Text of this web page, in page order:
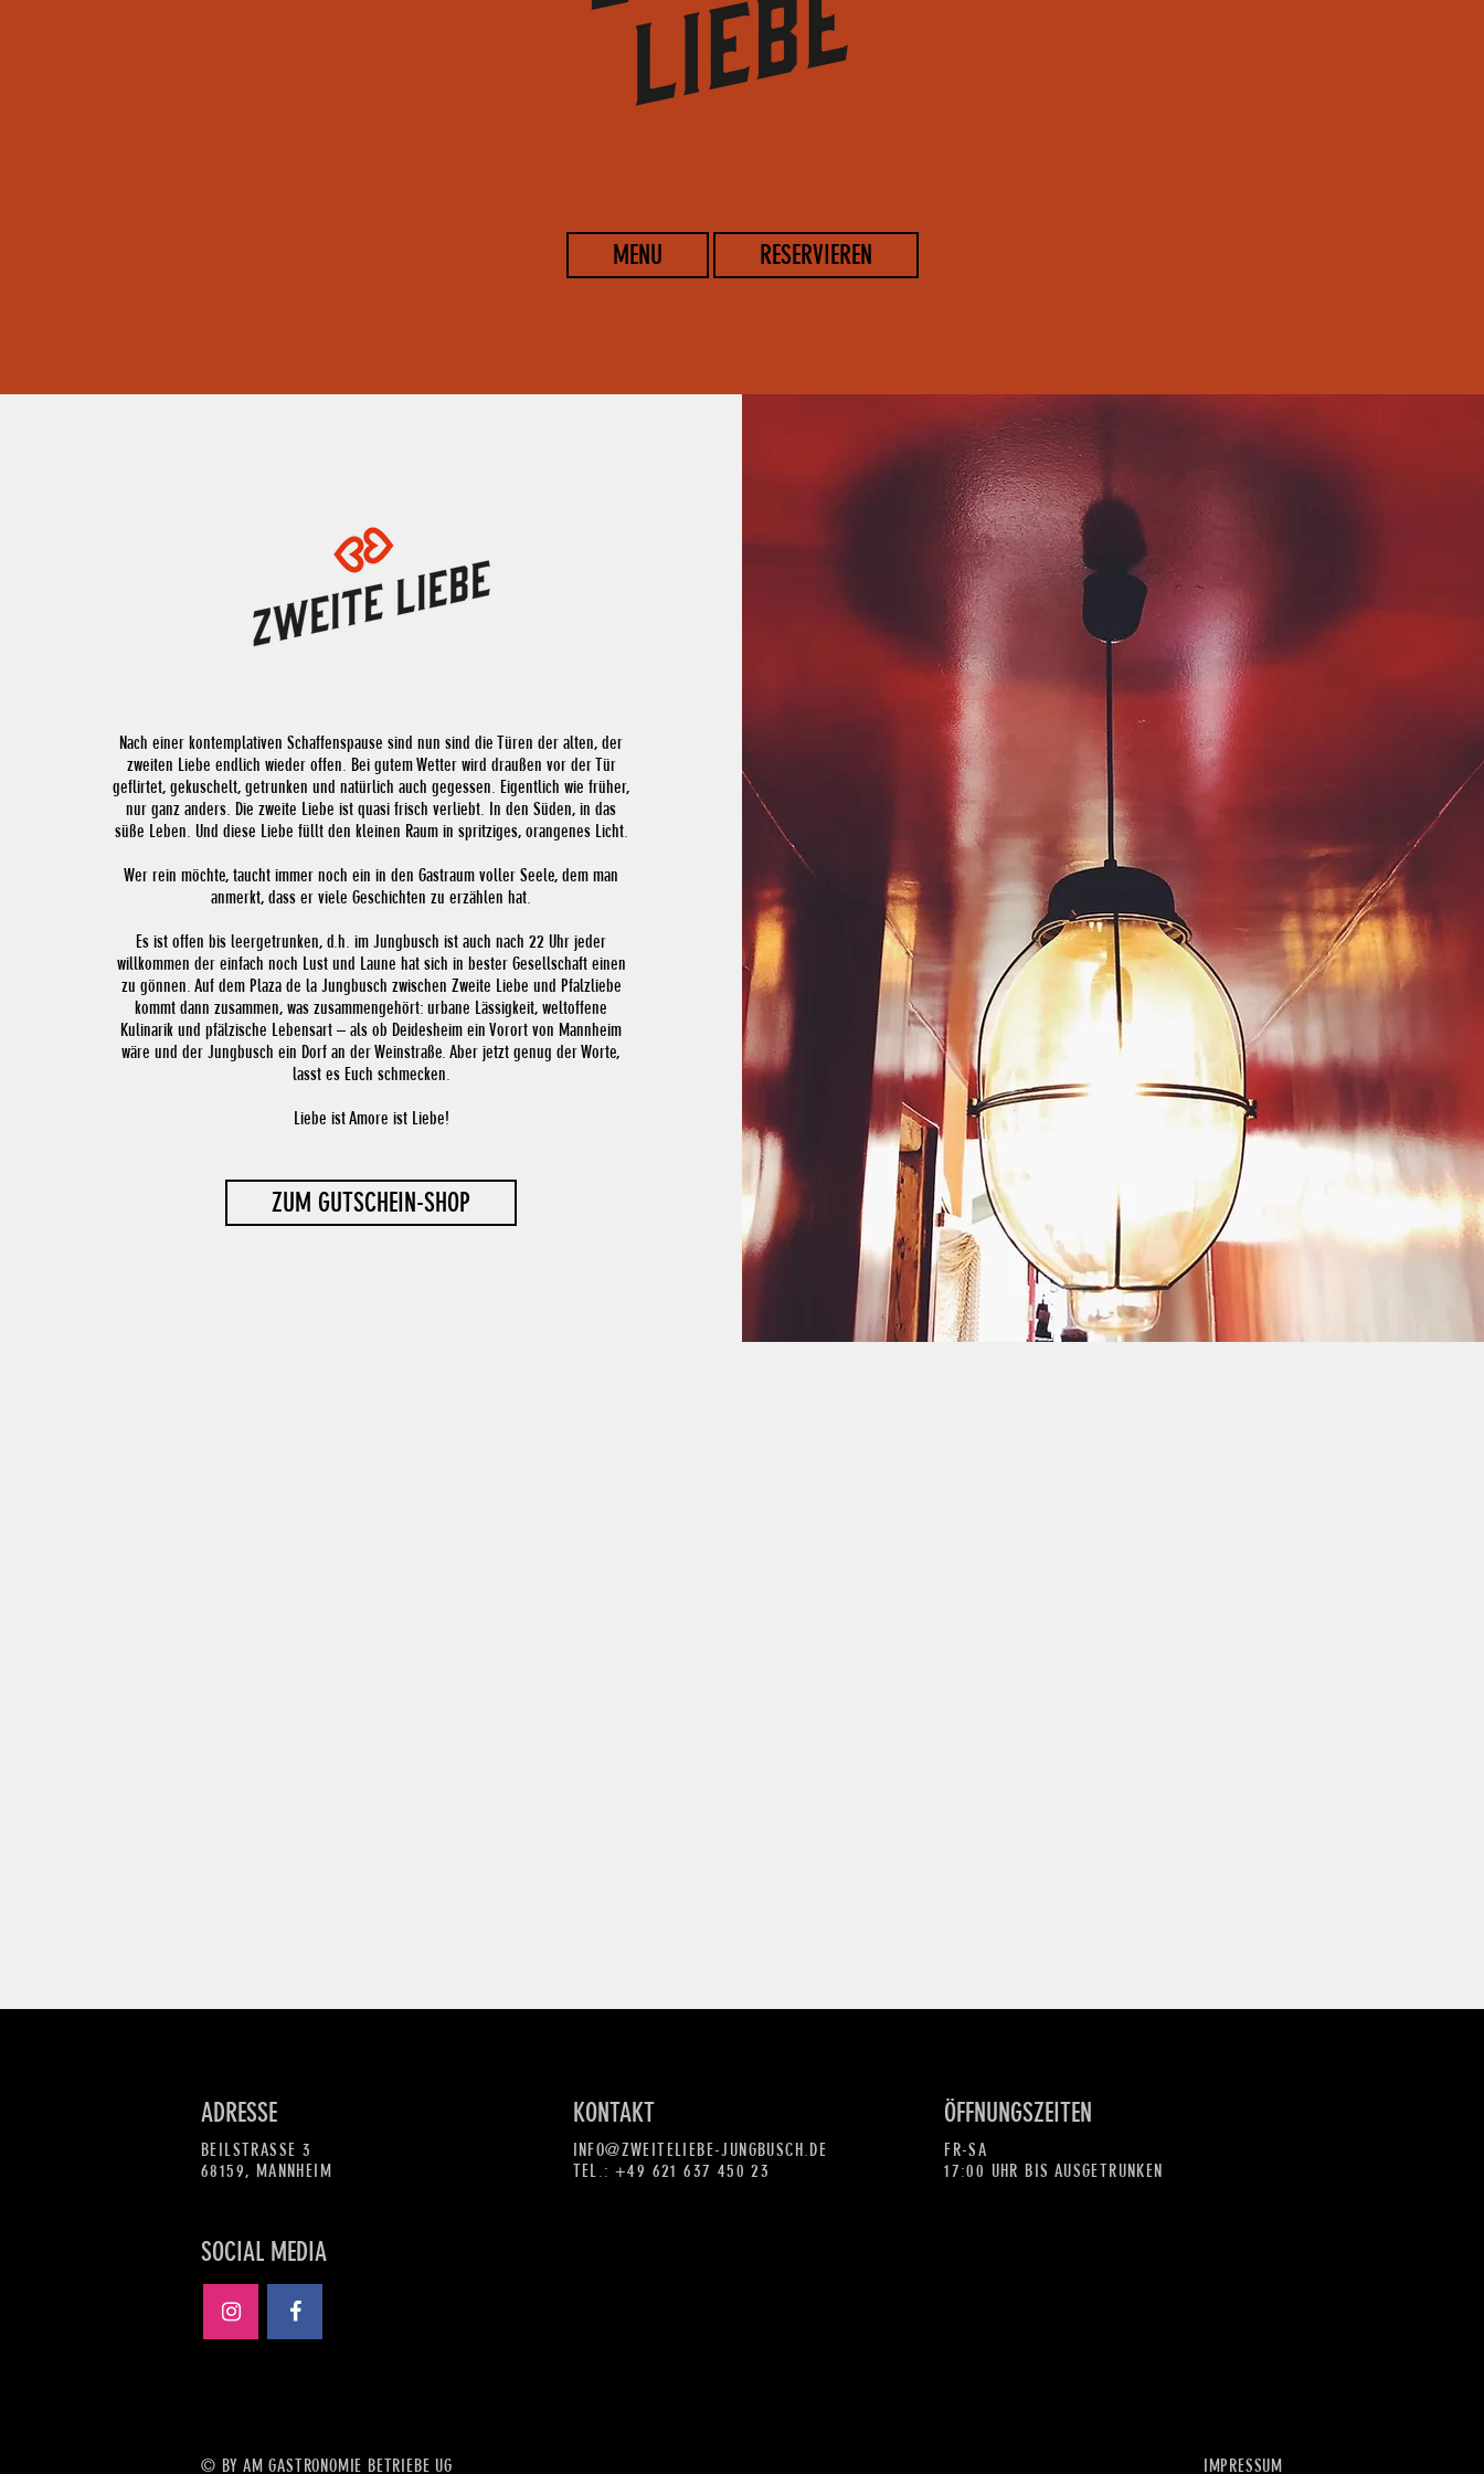
MENU RESERVIEREN
Nach einer kontemplativen Schaffenspause sind nun sind die Türen der alten, der
zweiten Liebe endlich wieder offen. Bei gutem Wetter wird draußen vor der Tür
geflirtet, gekuschelt, getrunken und natürlich auch gegessen. Eigentlich wie früher,
nur ganz anders. Die zweite Liebe ist quasi frisch verliebt. In den Süden, in das
süße Leben. Und diese Liebe füllt den kleinen Raum in spritziges, orangenes Licht.
Wer rein möchte, taucht immer noch ein in den Gastraum voller Seele, dem man
anmerkt, dass er viele Geschichten zu erzählen hat.
Es ist offen bis leergetrunken, d.h. im Jungbusch ist auch nach 22 Uhr jeder
willkommen der einfach noch Lust und Laune hat sich in bester Gesellschaft einen
zu gönnen. Auf dem Plaza de la Jungbusch zwischen Zweite Liebe und Pfalzliebe
kommt dann zusammen, was zusammengehört: urbane Lässigkeit, weltoffene
Kulinarik und pfälzische Lebensart – als ob Deidesheim ein Vorort von Mannheim
wäre und der Jungbusch ein Dorf an der Weinstraße. Aber jetzt genug der Worte,
lasst es Euch schmecken.
Liebe ist Amore ist Liebe!
ZUM GUTSCHEIN-SHOP
ADRESSE
BEILSTRASSE 3
68159, MANNHEIM
KONTAKT
INFO@ZWEITELIEBE-JUNGBUSCH.DE
TEL.:+49 621 637 450 23
ÖFFNUNGSZEITEN
FR-SA
17:00 UHR BIS AUSGETRUNKEN
SOCIAL MEDIA
© BY AM GASTRONOMIE BETRIEBE UG IMPRESSUM